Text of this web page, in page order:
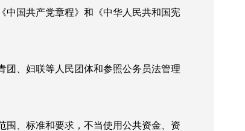
中国共产党章程》和《中华人民共和国宪
团、妇联等人民团体和参照公务员法管理
围、标准和要求，不当使用公共资金、资